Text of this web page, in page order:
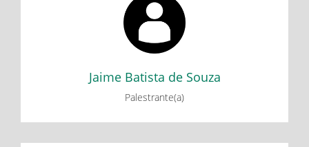
Jaime Batista de Souza
Palestrante(a)
Minicurso: Recursos da Plataforma GeoGebra: atividades
interativas em grupo